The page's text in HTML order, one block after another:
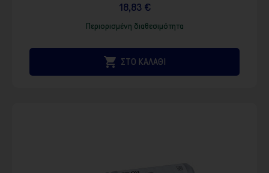
18,83 €
Περιορισμένη διαθεσιμότητα
 ΣΤΟ ΚΑΛΑΘΙ